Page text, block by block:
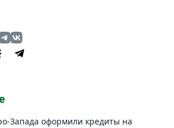
Запада оформили кредиты на